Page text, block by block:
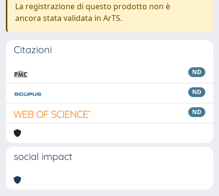
La registrazione di questo prodotto non è
ancora stata validata in ArTS.
Citazioni
ND
ND
ND
social impact